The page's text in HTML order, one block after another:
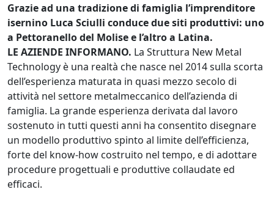
Grazie ad una tradizione di famiglia l’imprenditore
isernino Luca Sciulli conduce due siti produttivi: uno
a Pettoranello del Molise e l’altro a Latina.
LE AZIENDE INFORMANO. La Struttura New Metal
Technology è una realtà che nasce nel 2014 sulla scorta
dell’esperienza maturata in quasi mezzo secolo di
attività nel settore metalmeccanico dell’azienda di
famiglia. La grande esperienza derivata dal lavoro
sostenuto in tutti questi anni ha consentito disegnare
un modello produttivo spinto al limite dell’efficienza,
forte del know-how costruito nel tempo, e di adottare
procedure progettuali e produttive collaudate ed
efficaci.